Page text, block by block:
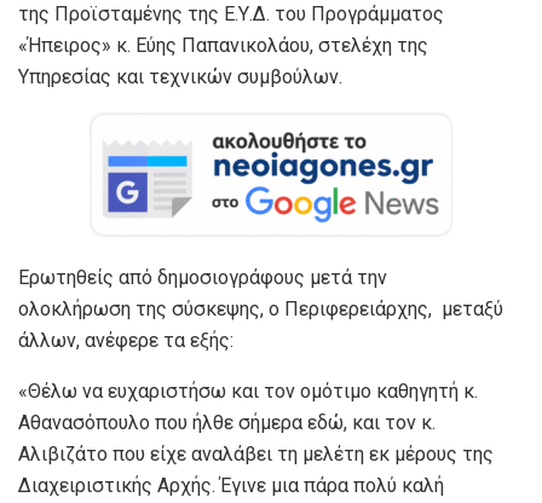
της Προϊσταμένης της Ε.Υ.Δ. του Προγράμματος
«Ήπειρος» κ. Εύης Παπανικολάου, στελέχη της
Υπηρεσίας και τεχνικών συμβούλων.
Ερωτηθείς από δημοσιογράφους μετά την
ολοκλήρωση της σύσκεψης, ο Περιφερειάρχης, μεταξύ
άλλων, ανέφερε τα εξής:
«Θέλω να ευχαριστήσω και τον ομότιμο καθηγητή κ.
Αθανασόπουλο που ήλθε σήμερα εδώ, και τον κ.
Αλιβιζάτο που είχε αναλάβει τη μελέτη εκ μέρους της
Διαχειριστικής Αρχής. Έγινε μια πάρα πολύ καλή